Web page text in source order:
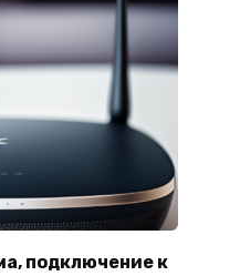
подключение к